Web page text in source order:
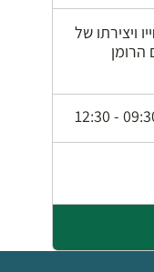
ויצירתו של
09:30 -